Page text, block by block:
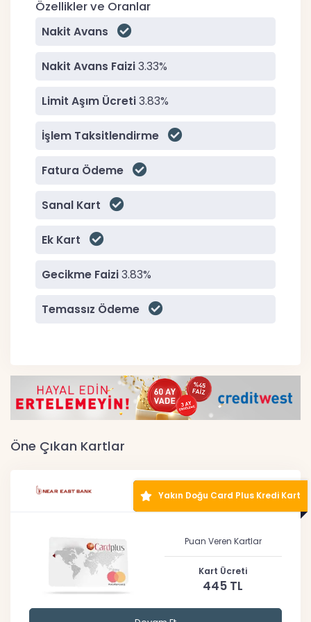
Özellikler ve Oranlar
Nakit Avans
Nakit Avans Faizi3.33%
Limit Aşım Ücreti3.83%
İşlem Taksitlendirme
Fatura Ödeme
Sanal Kart
Ek Kart
Gecikme Faizi3.83%
Temassız Ödeme
Öne Çıkan Kartlar
Yakın Doğu Card Plus Kredi Kart
Puan Veren Kartlar
Kart Ücreti
445 TL